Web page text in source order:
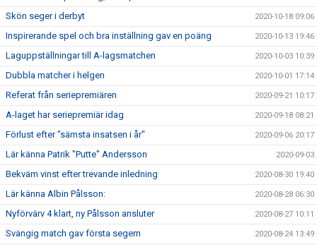
Skön seger i derbyt 2020-10-18 09:06
Inspirerande spel och bra inställning gav en poäng 2020-10-13 19:46
Laguppställningar till A-lagsmatchen 2020-10-03 10:39
Dubbla matcher i helgen 2020-10-01 17:14
Referat från seriepremiären 2020-09-21 10:17
A-laget har seriepremiär idag 2020-09-18 08:21
Förlust efter "sämsta insatsen i år" 2020-09-06 20:17
Lär känna Patrik "Putte" Andersson 2020-09-03
Bekväm vinst efter trevande inledning 2020-08-30 19:40
Lär känna Albin Pålsson: 2020-08-28 06:30
Nyförvärv 4 klart, ny Pålsson ansluter 2020-08-27 10:11
Svängig match gav första segern 2020-08-24 13:49